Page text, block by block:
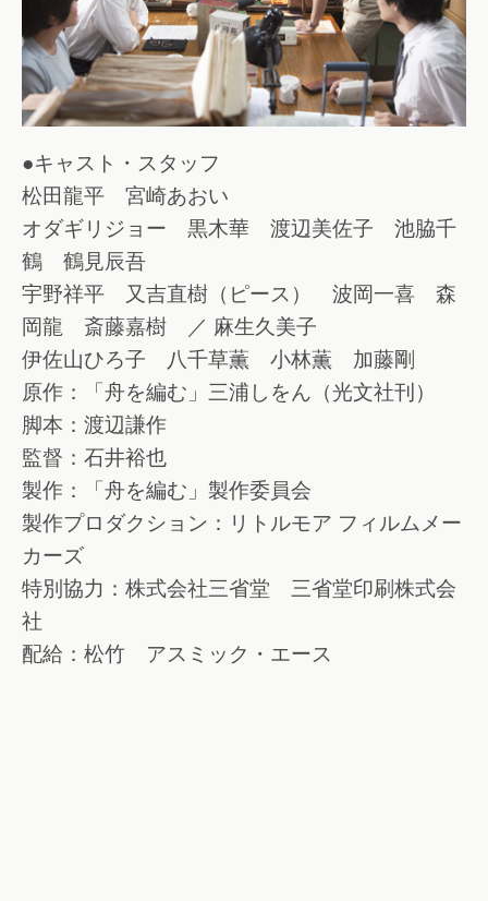
●キャスト・スタッフ
松田龍平 宮崎あおい
オダギリジョー 黒木華 渡辺美佐子 池脇千
鶴 鶴見辰吾
宇野祥平 又吉直樹（ピース） 波岡一喜 森
岡龍 斎藤嘉樹 ／ 麻生久美子
伊佐山ひろ子 八千草薫 小林薫 加藤剛
原作：「舟を編む」三浦しをん（光文社刊）
脚本：渡辺謙作
監督：石井裕也
製作：「舟を編む」製作委員会
製作プロダクション：リトルモア フィルムメー
カーズ
特別協力：株式会社三省堂 三省堂印刷株式会
社
配給：松竹 アスミック・エース